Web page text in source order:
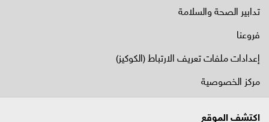
تدابير الصحة والسلامة
فروعنا
إعدادات ملفات تعريف الارتباط (الكوكيز)
مركز الخصوصية
اكتشف الموقع